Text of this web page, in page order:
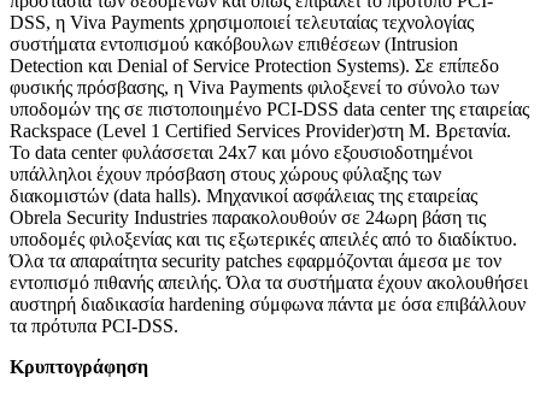
DSS, η Viva Payments χρησιμοποιεί τελευταίας τεχνολογίας
συστήματα εντοπισμού κακόβουλων επιθέσεων (Intrusion
Detection και Denial of Service Protection Systems). Σε επίπεδο
φυσικής πρόσβασης, η Viva Payments φιλοξενεί το σύνολο των
υποδομών της σε πιστοποιημένο PCI-DSS data center της εταιρείας
Rackspace (Level 1 Certified Services Provider)στη Μ. Βρετανία.
Το data center φυλάσσεται 24x7 και μόνο εξουσιοδοτημένοι
υπάλληλοι έχουν πρόσβαση στους χώρους φύλαξης των
διακομιστών (data halls). Μηχανικοί ασφάλειας της εταιρείας
Obrela Security Industries παρακολουθούν σε 24ωρη βάση τις
υποδομές φιλοξενίας και τις εξωτερικές απειλές από το διαδίκτυο.
Όλα τα απαραίτητα security patches εφαρμόζονται άμεσα με τον
εντοπισμό πιθανής απειλής. Όλα τα συστήματα έχουν ακολουθήσει
αυστηρή διαδικασία hardening σύμφωνα πάντα με όσα επιβάλλουν
τα πρότυπα PCI-DSS.
Κρυπτογράφηση